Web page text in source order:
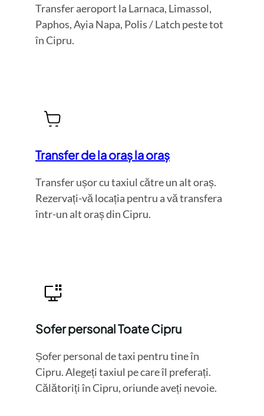
Transfer aeroport la Larnaca, Limassol,
Paphos, Ayia Napa, Polis / Latch peste tot
în Cipru.
Transfer de la oraș la oraș
Transfer ușor cu taxiul către un alt oraș.
Rezervați-vă locația pentru a vă transfera
într-un alt oraș din Cipru.
Sofer personal Toate Cipru
Șofer personal de taxi pentru tine în
Cipru. Alegeți taxiul pe care îl preferați.
Călătoriți în Cipru, oriunde aveți nevoie.